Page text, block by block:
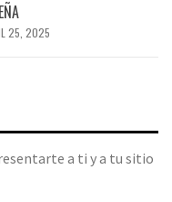
25, 2025
a ti y a tu sitio